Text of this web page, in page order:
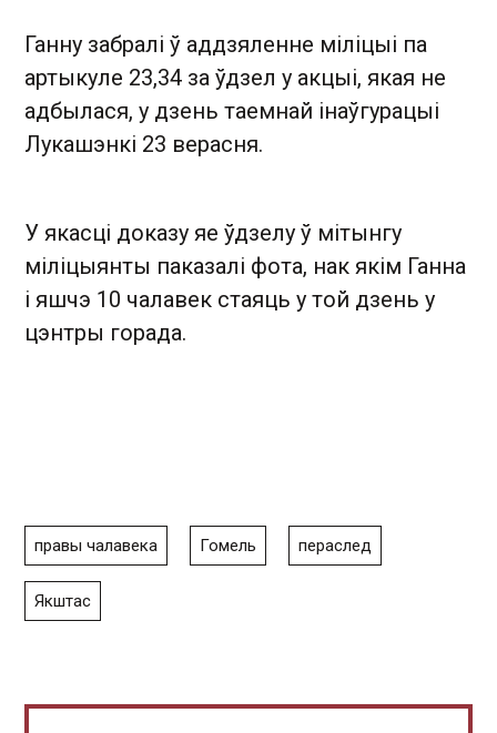
Ганну забралі ў аддзяленне міліцыі па
артыкуле 23,34 за ўдзел у акцыі, якая не
адбылася, у дзень таемнай інаўгурацыі
Лукашэнкі 23 верасня.
У якасці доказу яе ўдзелу ў мітынгу
міліцыянты паказалі фота, нак якім Ганна
і яшчэ 10 чалавек стаяць у той дзень у
цэнтры горада.
правы чалавека Гомель пераслед
Якштас